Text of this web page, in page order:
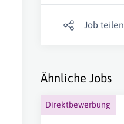
Job teilen
Ähnliche Jobs
Direktbewerbung